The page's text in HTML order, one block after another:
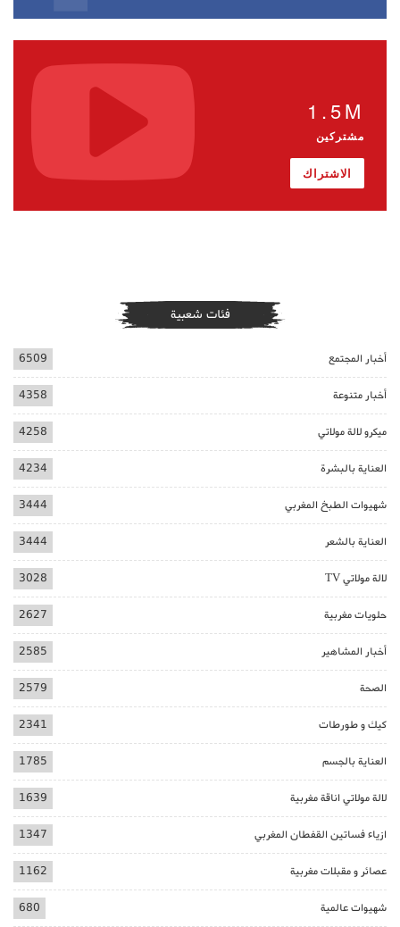
1.5M
مشتركين
الاشتراك
فئات شعبية
أخبار المجتمع 6509
أخبار متنوعة 4358
ميكرو لالة مولاتي 4258
العناية بالبشرة 4234
شهيوات الطبخ المغربي 3444
العناية بالشعر 3444
لالة مولاتي TV 3028
حلويات مغربية 2627
أخبار المشاهير 2585
الصحة 2579
كيك و طورطات 2341
العناية بالجسم 1785
لالة مولاتي اناقة مغربية 1639
ازياء فساتين القفطان المغربي 1347
عصائر و مقبلات مغربية 1162
شهيوات عالمية 680